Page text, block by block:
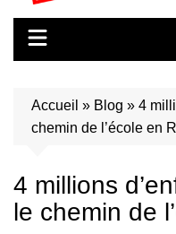
Accueil » Blog » 4
chemin de l’école en
4 millions
le chemin de